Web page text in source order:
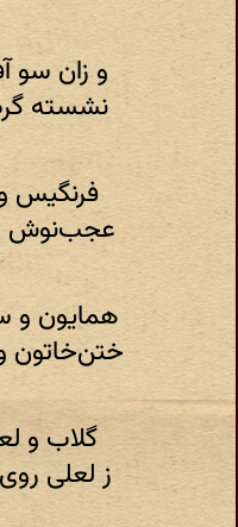
و زان سو
نشسته
فرنگیس
عجب‌نوش و
همایون و
ختن‌خاتون
گلاب و
ز لعلی